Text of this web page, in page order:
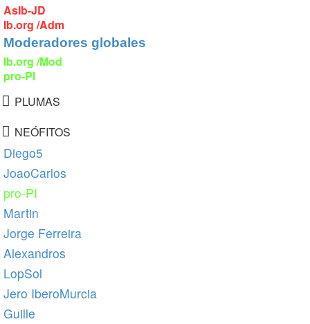
AsIb-JD
Ib.org /Adm
Moderadores globales
Ib.org /Mod
pro-PI
PLUMAS
NEÓFITOS
Diego5
JoaoCarlos
pro-PI
Martin
Jorge Ferreira
Alexandros
LopSol
Jero IberoMurcia
Guille